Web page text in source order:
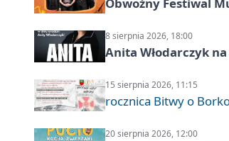
8 sierpnia 2026, 18:00
Anita Włodarczyk
15 sierpnia 2026, 11:15
rocznica Bitwy o
20 sierpnia 2026, 12:00